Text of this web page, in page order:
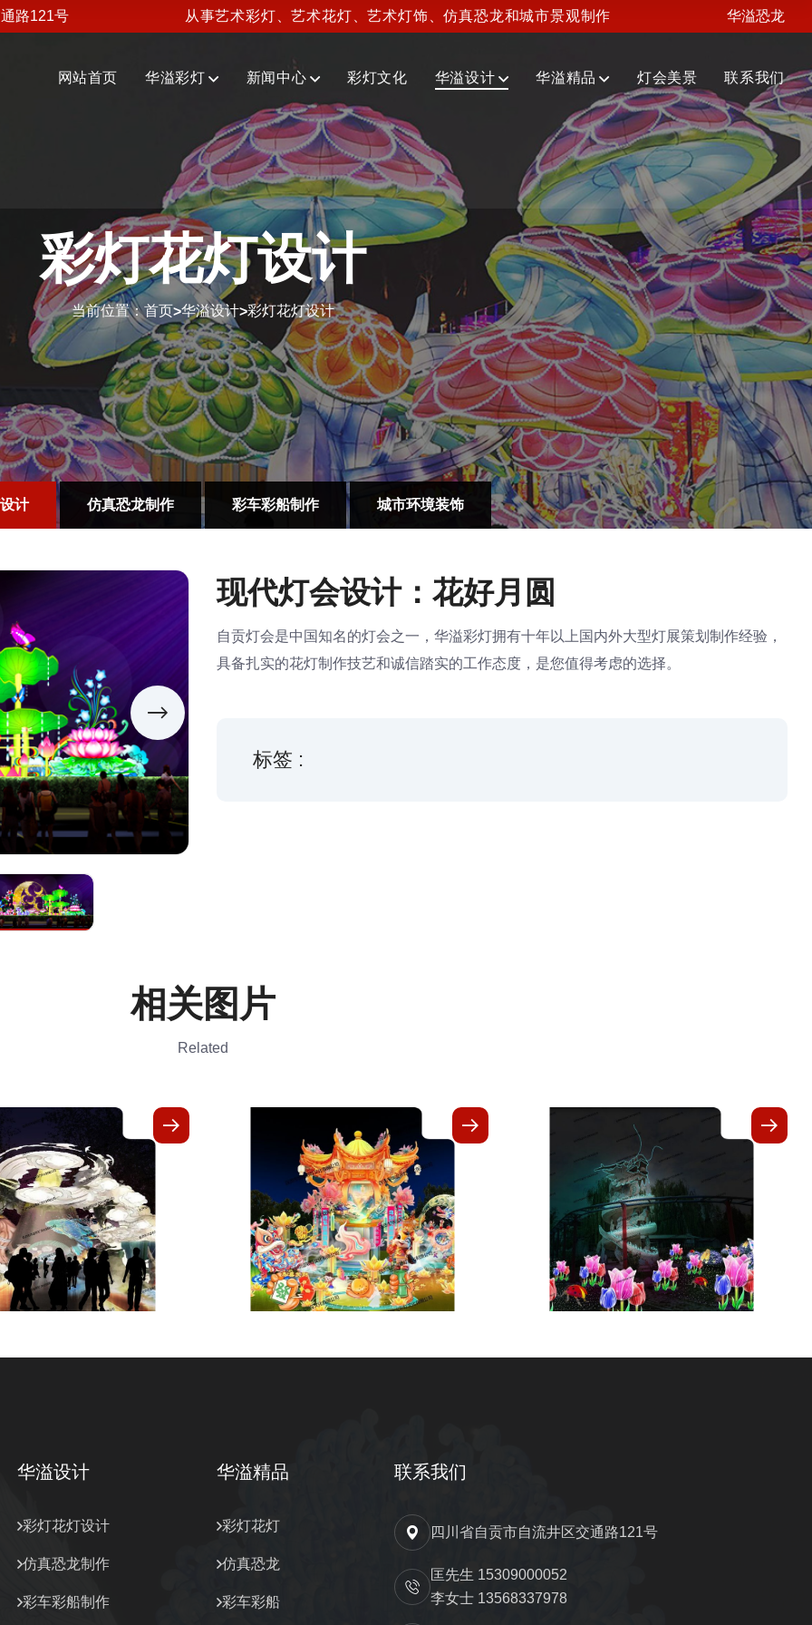
路121号 从事艺术彩灯、艺术花灯、艺术灯饰、仿真恐龙和城市景观制作 华溢恐龙
网站首页 华溢彩灯 新闻中心 彩灯文化 华溢设计 华溢精品 灯会美景 联系我们
彩灯花灯设计
当前位置：首页>华溢设计>彩灯花灯设计
计 仿真恐龙制作 彩车彩船制作 城市环境装饰
现代灯会设计：花好月圆
自贡灯会是中国知名的灯会之一，华溢彩灯拥有十年以上国内外大型灯展策划制作经验，
具备扎实的花灯制作技艺和诚信踏实的工作态度，是您值得考虑的选择。
标签 :
相关图片
Related
华溢设计
彩灯花灯设计
仿真恐龙制作
彩车彩船制作
华溢精品
彩灯花灯
仿真恐龙
彩车彩船
联系我们
四川省自贡市自流井区交通路121号
匡先生 15309000052
李女士 13568337978